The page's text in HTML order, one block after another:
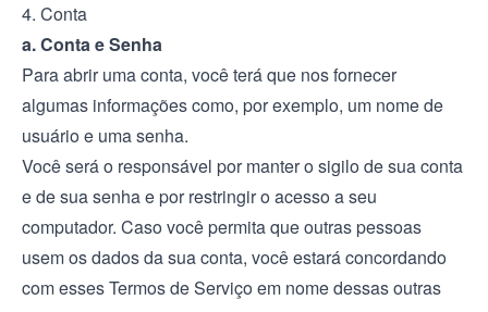
4. Conta
a. Conta e Senha
Para abrir uma conta, você terá que nos fornecer
algumas informações como, por exemplo, um nome de
usuário e uma senha.
Você será o responsável por manter o sigilo de sua conta
e de sua senha e por restringir o acesso a seu
computador. Caso você permita que outras pessoas
usem os dados da sua conta, você estará concordando
com esses Termos de Serviço em nome dessas outras